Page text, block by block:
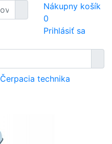
Nákupny košík
0
Prihlásiť sa
Čerpacia technika